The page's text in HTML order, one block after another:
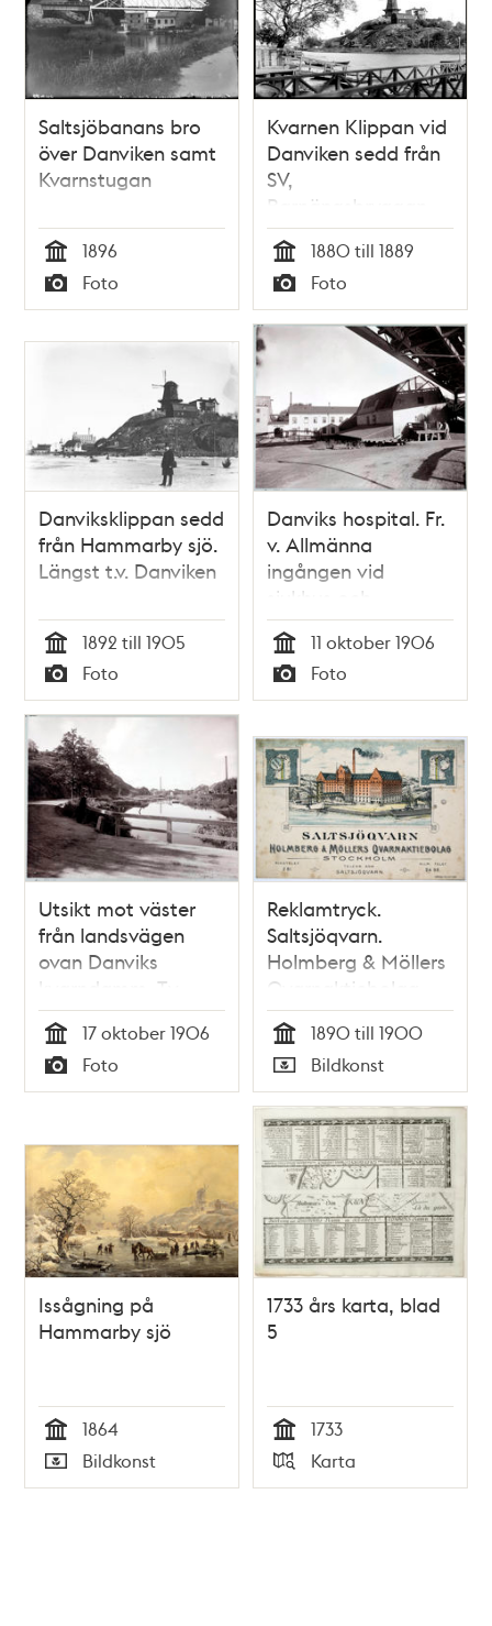
Saltsjöbanans bro
över Danviken samt
Kvarnstugan
Tid
1896
Typ
Foto
Kvarnen Klippan vid
Danviken sedd från
SV,
Barnängsbryggan
Tid
1880 till 1889
Typ
Foto
Danviksklippan sedd
från Hammarby sjö.
Längst t.v. Danviken
Tid
1892 till 1905
Typ
Foto
Danviks hospital. Fr.
v. Allmänna
ingången vid
sjukhus och
ekonomibyggnad.
T.h. Kvarnhuset
Tid
11 oktober 1906
Typ
Foto
Utsikt mot väster
från landsvägen
ovan Danviks
kvarndamm. T.v.
Danviksklippan och
t.h. Liljeholmens
stearinfabrik
Tid
17 oktober 1906
Typ
Foto
Reklamtryck.
Saltsjöqvarn.
Holmberg & Möllers
Qvarnaktiebolag
Tid
1890 till 1900
Typ
Bildkonst
Issågning på
Hammarby sjö
Tid
1864
Typ
Bildkonst
1733 års karta, blad
5
Tid
1733
Typ
Karta